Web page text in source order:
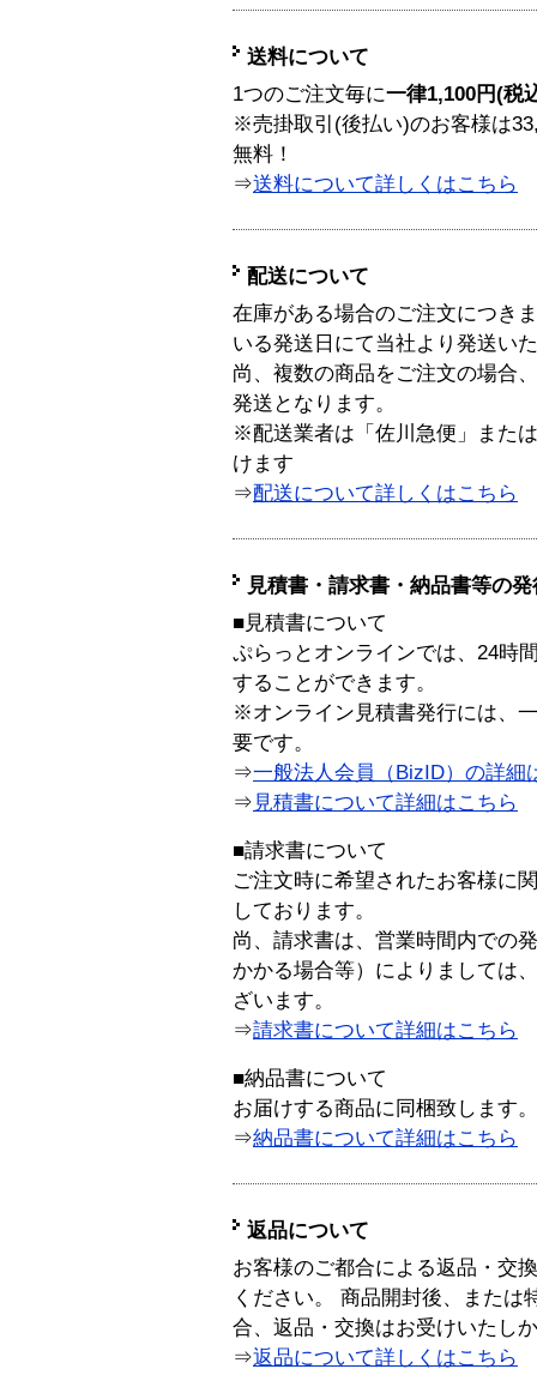
送料について
1つのご注文毎に一律1,100円(税
※売掛取引(後払い)のお客様は
無料！
⇒送料について詳しくはこちら
配送について
在庫がある場合のご注文につき
いる発送日にて当社より発送い
尚、複数の商品をご注文の場合
発送となります。
※配送業者は「佐川急便」また
けます
⇒配送について詳しくはこちら
見積書・請求書・納品書等の
■見積書について
ぷらっとオンラインでは、24時
することができます。
※オンライン見積書発行には、
要です。
⇒一般法人会員（BizID）の詳細
⇒ 見積書について詳細はこちら
■請求書について
ご注文時に希望されたお客様に
しております。
尚、請求書は、営業時間内での
かかる場合等）によりましては
ざいます。
⇒請求書について詳細はこちら
■納品書について
お届けする商品に同梱致します。
⇒納品書について詳細はこちら
返品について
お客様のご都合による返品・交
ください。 商品開封後、または
合、返品・交換はお受けいたし
⇒返品について詳しくはこちら